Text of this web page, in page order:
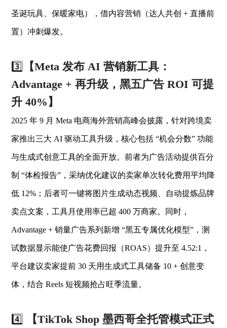
圣诞玩具、保暖家电），借内容营销（达人共创 + 直播前
置）冲刺爆发。
3️⃣
【Meta 发布 AI 营销新工具：
Advantage + 再升级，黑五广告 ROI 可提
升 40%】
2025 年 9 月 Meta 电商海外营销高峰会披露，针对跨境卖
家推出三大 AI 驱动工具升级，核心包括 “机会分数” 功能
与生成式创意工具的全面开放。前者为广告活动提供百分
制 “体检报告”，采纳优化建议的卖家单次转化费用平均降
低 12%；后者可一键将图片生成动态视频、自动提炼品牌
卖点文案，工具月使用率已超 400 万商家。同时，
Advantage + 销量广告系列新增 “黑五专属优化模型”，测
试数据显示能使广告花费回报（ROAS）提升至 4.52:1，
平台建议卖家提前 30 天用生成式工具储备 10 + 创意变
体，结合 Reels 短视频抢占旺季流量。
4️⃣
【TikTok Shop 墨西哥全托管模式正式